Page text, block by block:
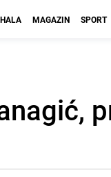
MAGAZIN SPORT